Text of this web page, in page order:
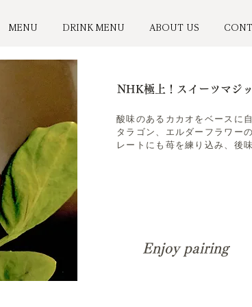
MENU DRINK MENU ABOUT US
NHK極上！スイーツマジ
酸味のあるカカオをベースに
タラゴン、エルダーフラワー
レートにも苺を練り込み、後
Enjoy pairing